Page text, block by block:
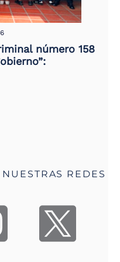
número 158
REDES